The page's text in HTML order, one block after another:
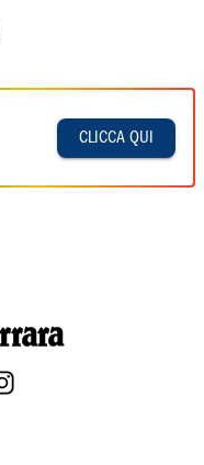
CLICCA QUI